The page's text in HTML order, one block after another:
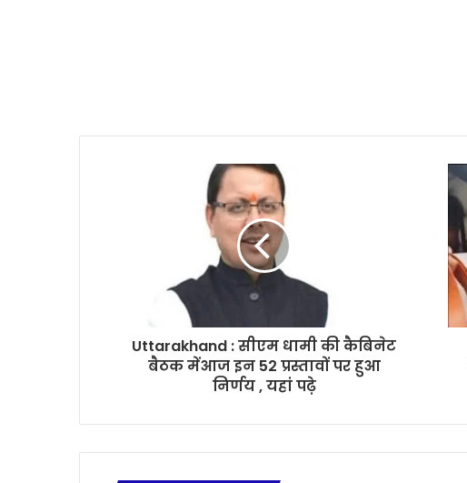
Uttarakhand : सीएम धामी की कैबिनेट
बैठक मेंआज इन 52 प्रस्तावों पर हुआ
निर्णय , यहां पढ़े